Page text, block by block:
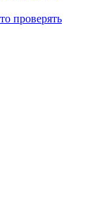
проверять